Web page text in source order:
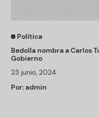
Política
Bedolla nombra a Carlos
Gobierno
23 junio, 2024
Por:admin